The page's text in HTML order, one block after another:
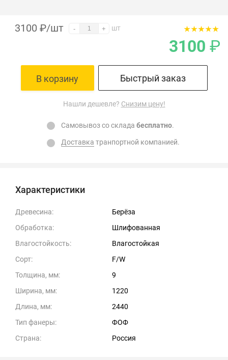
Характеристики
Древесина:
Берёза
Обработка:
Шлифованная
Влагостойкость:
Влагостойкая
Сорт:
F/W
Толщина, мм:
9
Ширина, мм:
1220
Длина, мм:
2440
Тип фанеры:
ФОФ
Страна:
Россия
3100 ₽/шт - + шт
3100 ₽
В корзину Быстрый заказ
Нашли дешевле? Снизим цену!
Самовывоз со склада бесплатно.
Доставка транпортной компанией.